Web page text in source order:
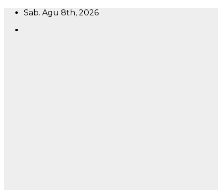
Skip
content
Sab. Agu 8th, 2026